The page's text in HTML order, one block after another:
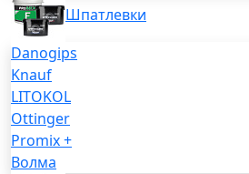
Шпатлевки
Danogips
Knauf
LITOKOL
Ottinger
Promix +
Волма